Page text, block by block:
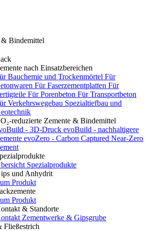
& Bindemittel
nach Einsatzbereichen
Bauchemie und Trockenmörtel Für
Für Faserzementplatten Für
Für Porenbeton Für Transportbeton
Verkehrswegebau Spezialtiefbau und
reduzierte Zemente & Bindemittel
- 3D-Druck evoBuild - nachhaltigere
evoZero - Carbon Captured Near-Zero
Spezialprodukte
und Anhydrit
Produkt
Produkt
& Standorte
Zementwerke & Gipsgrube
Fließestrich